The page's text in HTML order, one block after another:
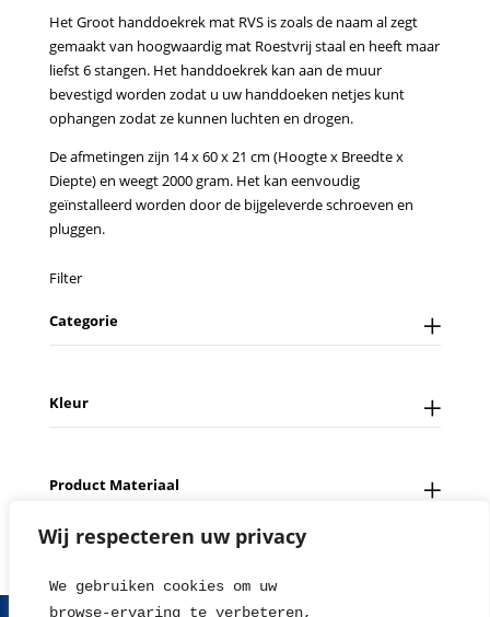
Wij respecteren uw privacy
We gebruiken cookies om uw
browse-ervaring te verbeteren,
Het Groot handdoekrek mat RVS is zoals de naam al zegt
gemaakt van hoogwaardig mat Roestvrij staal en heeft maar
liefst 6 stangen. Het handdoekrek kan aan de muur
bevestigd worden zodat u uw handdoeken netjes kunt
ophangen zodat ze kunnen luchten en drogen.
De afmetingen zijn 14 x 60 x 21 cm (Hoogte x Breedte x
Diepte) en weegt 2000 gram. Het kan eenvoudig
geïnstalleerd worden door de bijgeleverde schroeven en
pluggen.
Filter
Categorie
Kleur
Product Materiaal